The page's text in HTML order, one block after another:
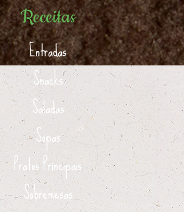
Receitas
Entradas
Snacks
Saladas
Sopas
Pratos Principais
Sobremesas